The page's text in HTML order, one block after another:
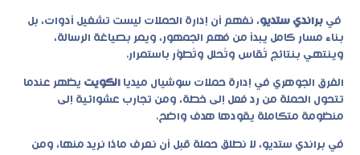
في براندي ستديو، نفهم أن إدارة الحملات ليست تشغيل أدوات، بل
بناء مسار كامل يبدأ من فهم الجمهور، ويمر بصياغة الرسالة،
وينتهي بنتائج تُقاس وتُحلل وتُطوَّر باستمرار.
الفرق الجوهري في إدارة حملات سوشيال ميديا الكويت يظهر عندما
تتحول الحملة من رد فعل إلى خطة، ومن تجارب عشوائية إلى
منظومة متكاملة يقودها هدف واضح.
في براندي ستديو، لا نطلق حملة قبل أن نعرف ماذا نريد منها، ومن